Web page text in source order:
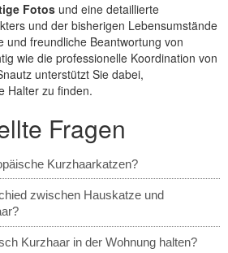
Fotos und eine detaillierte
und der bisherigen Lebensumstände
und freundliche Beantwortung von
wie die professionelle Koordination von
unterstützt Sie dabei,
Halter zu finden.
Fragen
Kurzhaarkatzen?
zwischen Hauskatze und
Kurzhaar in der Wohnung halten?